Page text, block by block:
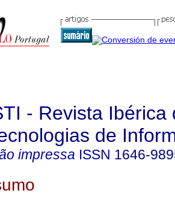
- Revista Ibérica
de
impressa ISSN 1646-